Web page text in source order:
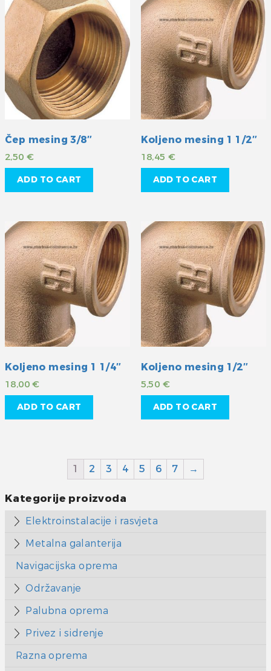
Čep mesing 3/8″
2,50 €
ADD TO CART
Koljeno mesing 1 1/2″
18,45€
ADD TO CART
Koljeno mesing 1 1/4″
18,00€
ADD TO CART
Koljeno mesing 1/2″
5,50 €
ADD TO CART
1 2 3 4 5 6 7 →
Kategorije proizvoda
Elektroinstalacije i rasvjeta
Metalna galanterija
Navigacijska oprema
Održavanje
Palubna oprema
Privez i sidrenje
Razna oprema